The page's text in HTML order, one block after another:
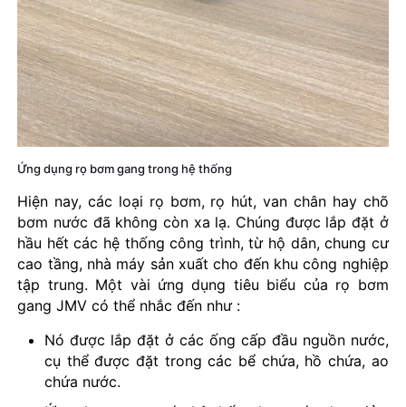
Ứng dụng rọ bơm gang trong hệ thống
Hiện nay, các loại rọ bơm, rọ hút, van chân hay chõ
bơm nước đã không còn xa lạ. Chúng được lắp đặt ở
hầu hết các hệ thống công trình, từ hộ dân, chung cư
cao tầng, nhà máy sản xuất cho đến khu công nghiệp
tập trung. Một vài ứng dụng tiêu biểu của rọ bơm
gang JMV có thể nhắc đến như :
Nó được lắp đặt ở các ống cấp đầu nguồn nước,
cụ thể được đặt trong các bể chứa, hồ chứa, ao
chứa nước.